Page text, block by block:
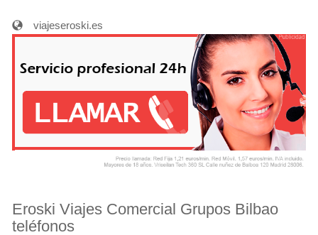
viajeseroski.es
Eroski Viajes Comercial Grupos Bilbao
teléfonos